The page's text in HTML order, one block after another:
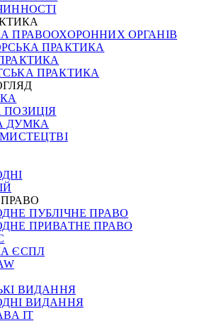
ПРАВООХОРОННИХ ОРГАНІВ
ПРАКТИКА
ПРАКТИКА
ПОЗИЦІЯ
ДУМКА
ПУБЛІЧНЕ ПРАВО
ПРИВАТНЕ ПРАВО
ЄСПЛ
ВИДАННЯ
ВИДАННЯ
ІТ